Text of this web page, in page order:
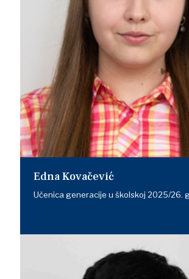
Edna Kovačević
Učenica generacije u školskoj 2025/26.